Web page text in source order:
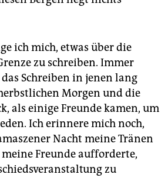
ich mich, etwas über die
zu schreiben. Immer
Schreiben in jenen lang
Morgen und die
als einige Freunde kamen, um
Ich erinnere mich noch,
Nacht meine Tränen
Freunde aufforderte,
zu